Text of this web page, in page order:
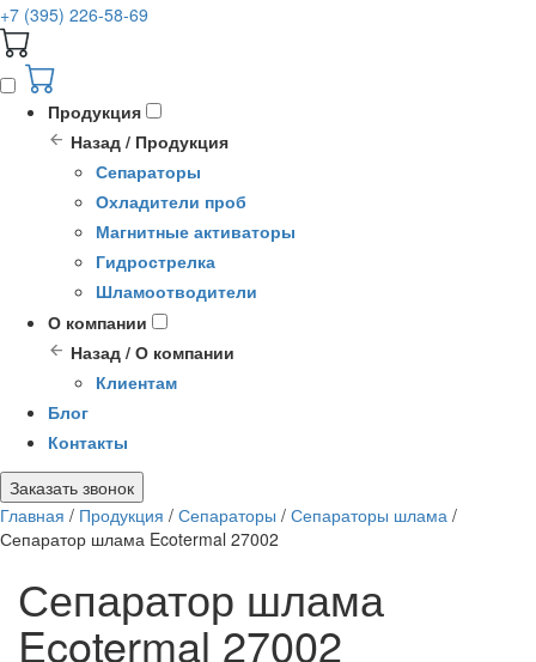
+7 (395) 226-58-69
Продукция
Назад / Продукция
Сепараторы
Охладители проб
Магнитные активаторы
Гидрострелка
Шламоотводители
О компании
Назад / О компании
Клиентам
Блог
Контакты
Заказать звонок
Главная / Продукция / Сепараторы / Сепараторы шлама /
Сепаратор шлама Ecotermal 27002
Сепаратор шлама
Ecotermal 27002